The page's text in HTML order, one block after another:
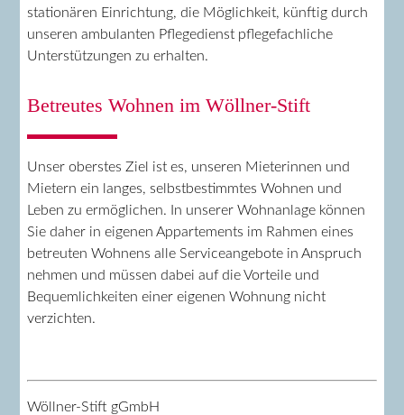
stationären Einrichtung, die Möglichkeit, künftig durch
unseren ambulanten Pflegedienst pflegefachliche
Unterstützungen zu erhalten.
Betreutes Wohnen im Wöllner-Stift
Unser oberstes Ziel ist es, unseren Mieterinnen und
Mietern ein langes, selbstbestimmtes Wohnen und
Leben zu ermöglichen. In unserer Wohnanlage können
Sie daher in eigenen Appartements im Rahmen eines
betreuten Wohnens alle Serviceangebote in Anspruch
nehmen und müssen dabei auf die Vorteile und
Bequemlichkeiten einer eigenen Wohnung nicht
verzichten.
Wöllner-Stift gGmbH